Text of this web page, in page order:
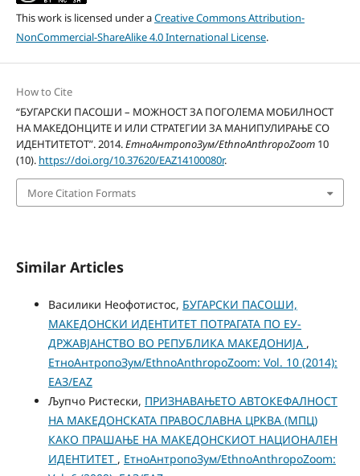
This work is licensed under aCreative Commons Attribution-
NonCommercial-ShareAlike 4.0 International License.
How to Cite
“БУГАРСКИ ПАСОШИ – МОЖНОСТ ЗА ПОГОЛЕМА МОБИЛНОСТ
НА МАКЕДОНЦИТЕ И ИЛИ СТРАТЕГИИ ЗА МАНИПУЛИРАЊЕ СО
ИДЕНТИТЕТОТ”. 2014.ЕтноАнтропоЗум/EthnoAnthropoZoom10
(10). https://doi.org/10.37620/EAZ14100080r.
More Citation Formats
Similar Articles
Василики Неофотистос, БУГАРСКИ ПАСОШИ,
МАКЕДОНСКИ ИДЕНТИТЕТ ПОТРАГАТА ПО ЕУ-
ДРЖАВЈАНСТВО ВО РЕПУБЛИКА МАКЕДОНИЈА ,
ЕтноАнтропоЗум/EthnoAnthropoZoom: Vol. 10 (2014):
ЕАЗ/EAZ
Љупчо Ристески, ПРИЗНАВАЊЕТО АВТОКЕФАЛНОСТ
НА МАКЕДОНСКАТА ПРАВОСЛАВНА ЦРКВА (МПЦ)
КАКО ПРАШАЊЕ НА МАКЕДОНСКИОТ НАЦИОНАЛЕН
ИДЕНТИТЕТ , ЕтноАнтропоЗум/EthnoAnthropoZoom: